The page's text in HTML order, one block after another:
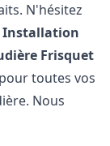
N'hésitez
Installation
Frisquet
pour toutes vos
Nous